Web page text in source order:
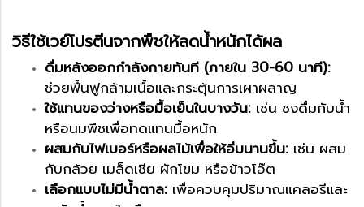
วิธีใช้เวย์โปรตีนจากพืชให้ลดน้ำหนักได้ผล
ดื่มหลังออกกำลังกายทันที (ภายใน 30-60 นาที):
ช่วยฟื้นฟูกล้ามเนื้อและกระตุ้นการเผาผลาญ
ใช้แทนของว่างหรือมื้อเย็นในบางวัน: เช่น ชงดื่มกับน้ำ
หรือนมพืชเพื่อทดแทนมื้อหนัก
ผสมกับไฟเบอร์หรือผลไม้เพื่อให้อิ่มนานขึ้น: เช่น ผสม
กับกล้วย เมล็ดเชีย ผักโขม หรือข้าวโอ๊ต
เลือกแบบไม่มีน้ำตาล: เพื่อควบคุมปริมาณแคลอรีและ